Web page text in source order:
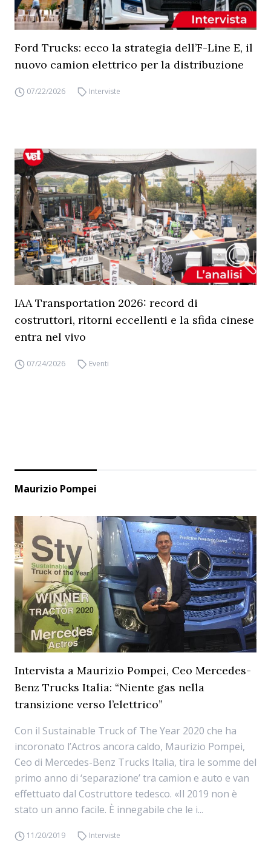
Ford Trucks: ecco la strategia dell’F-Line E, il
nuovo camion elettrico per la distribuzione
07/22/2026 Interviste
IAA Transportation 2026: record di
costruttori, ritorni eccellenti e la sfida cinese
entra nel vivo
07/24/2026 Eventi
Maurizio Pompei
Intervista a Maurizio Pompei, Ceo Mercedes-
Benz Trucks Italia: “Niente gas nella
transizione verso l’elettrico”
Con il Sustainable Truck of The Year 2020 che ha
incoronato l’Actros ancora caldo, Maurizio Pompei,
Ceo di Mercedes-Benz Trucks Italia, tira le somme del
primo anno di ‘separazione’ tra camion e auto e van
effettuato dal Costruttore tedesco. «Il 2019 non è
stato un anno facile. È innegabile che le i...
11/20/2019 Interviste